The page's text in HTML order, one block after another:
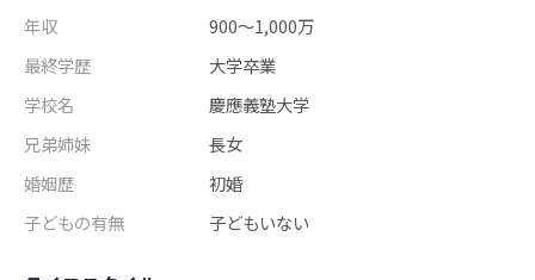
年収
900～1,000万
最終学歴
大学卒業
学校名
慶應義塾大学
兄弟姉妹
長女
婚姻歴
初婚
子どもの有無
子どもいない